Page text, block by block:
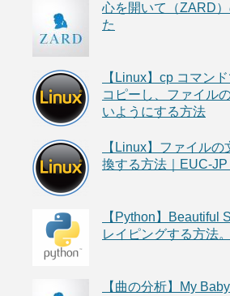
心を開いて（ZARD
た
【Linux】cp コマン
コピーし、ファイル
いようにする方法
【Linux】ファイル
換する方法｜EUC-
【Python】Beautiful
レイピングする方法。
【曲の分析】My